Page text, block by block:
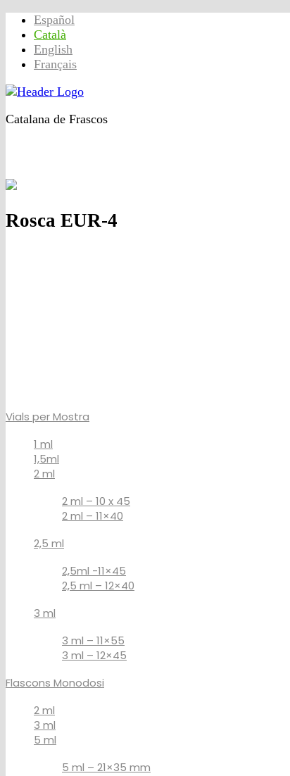
Español
Català
English
Français
Catalana de Frascos
Rosca EUR-4
Vials per Mostra
1 ml
1,5ml
2 ml
2 ml – 10 x 45
2 ml – 11×40
2,5 ml
2,5ml -11×45
2,5 ml – 12×40
3 ml
3 ml – 11×55
3 ml – 12×45
Flascons Monodosi
2 ml
3 ml
5 ml
5 ml – 21×35 mm